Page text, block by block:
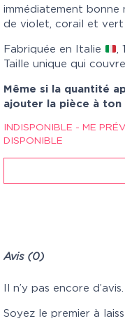
immédiatement bonne
de violet, corail et vert
Fabriquée en Italie
,
Taille unique qui
Même si la quantité
ajouter la pièce à ton
INDISPONIBLE - ME
DISPONIBLE
Avis (0)
Il n’y pas encore d’avis.
Soyez le premier à